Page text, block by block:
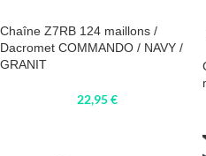
Chaîne Z7RB 124 maillons /
Dacromet COMMANDO / NAVY /
GRANIT
22,95€